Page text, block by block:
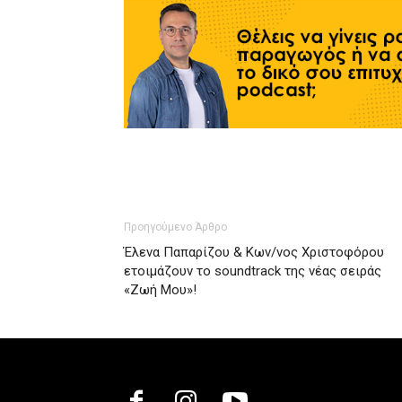
Προηγούμενο Άρθρο
Έλενα Παπαρίζου & Κων/νος Χριστοφόρου
ετοιμάζουν το soundtrack της νέας σειράς
«Ζωή Μου»!